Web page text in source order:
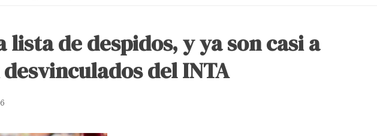
de despidos, y ya son casi a
del INTA